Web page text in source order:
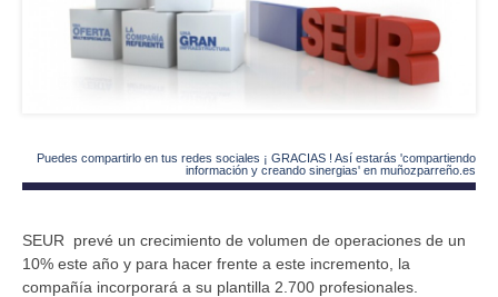
Puedes compartirlo en tus redes sociales ¡ GRACIAS ! Así estarás 'compartiendo
información y creando sinergias' en muñozparreño.es
SEUR prevé un crecimiento de volumen de operaciones de un
10% este año y para hacer frente a este incremento, la
compañía incorporará a su plantilla 2.700 profesionales.